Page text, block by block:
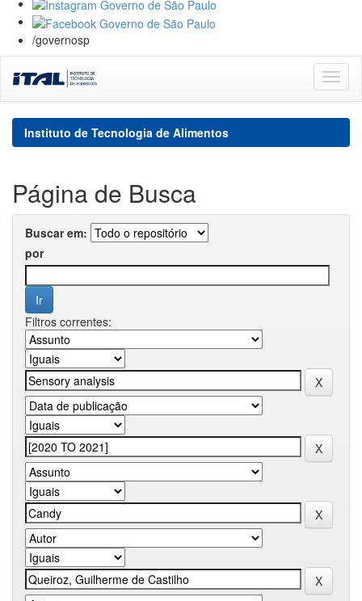
/governosp
navigation
Instituto de Tecnologia de Alimentos
Página de Busca
Buscar em:
por
Filtros correntes: